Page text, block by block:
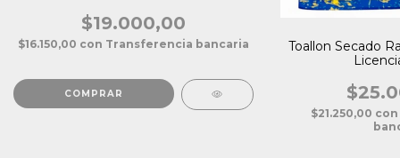
$19.000,00
$16.150,00 con Transferencia bancaria
COMPRAR
Toallon Secado
$21.250,00 con